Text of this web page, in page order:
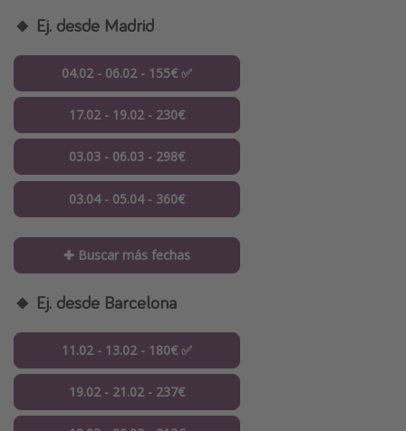
🔸 Ej. desde Madrid
04.02 - 06.02 - 155€ ✅
17.02 - 19.02 - 230€
03.03 - 06.03 - 298€
03.04 - 05.04 - 360€
✚ Buscar más fechas
🔸 Ej. desde Barcelona
11.02 - 13.02 - 180€ ✅
19.02 - 21.02 - 237€